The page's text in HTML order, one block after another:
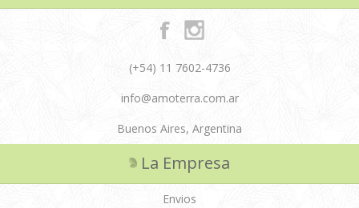
(+54) 11 7602-4736
info@amoterra.com.ar
Buenos Aires, Argentina
La Empresa
Envios